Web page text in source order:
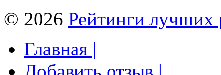
© 2026 Рейтинги лучших
Главная |
Добавить отзыв |